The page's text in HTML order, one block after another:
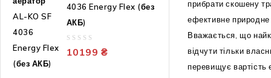
прибрати скошену
ефективне
Вважається, що
відчути тільки
перевищує вартість
4036 Energy Flex (без
АКБ)
0
10199₴